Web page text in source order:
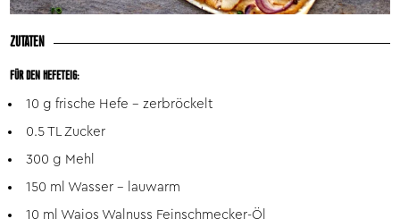
ZUTATEN
FÜR DEN HEFETEIG:
10 g frische Hefe - zerbröckelt
0.5 TL Zucker
300 g Mehl
150 ml Wasser - lauwarm
10 ml Wajos Walnuss Feinschmecker-Öl